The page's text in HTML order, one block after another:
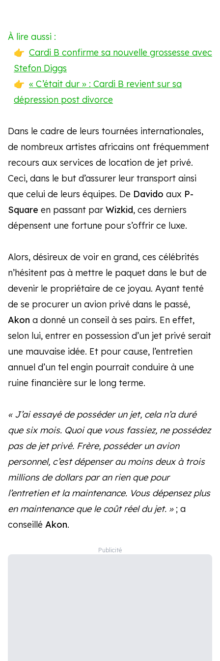
Dans le cadre de leurs tournées internationales,
de nombreux artistes africains ont fréquemment
recours aux services de location de jet privé.
Ceci, dans le but d’assurer leur transport ainsi
que celui de leurs équipes. De Davido aux P-
Square en passant par Wizkid, ces derniers
dépensent une fortune pour s’offrir ce luxe.
Alors, désireux de voir en grand, ces célébrités
n’hésitent pas à mettre le paquet dans le but de
devenir le propriétaire de ce joyau. Ayant tenté
de se procurer un avion privé dans le passé,
Akon a donné un conseil à ses pairs. En effet,
selon lui, entrer en possession d’un jet privé serait
une mauvaise idée. Et pour cause, l’entretien
annuel d’un tel engin pourrait conduire à une
ruine financière sur le long terme.
« J’ai essayé de posséder un jet, cela n’a duré
que six mois. Quoi que vous fassiez, ne possédez
pas de jet privé. Frère, posséder un avion
personnel, c’est dépenser au moins deux à trois
millions de dollars par an rien que pour
l’entretien et la maintenance. Vous dépensez plus
en maintenance que le coût réel du jet. » ; a
conseillé Akon.
À lire aussi :
Cardi B confirme sa nouvelle grossesse avec
Stefon Diggs
« C’était dur » : Cardi B revient sur sa
dépression post divorce